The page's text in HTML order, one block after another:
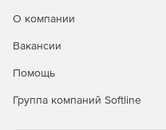
О компании
Вакансии
Помощь
Группа компаний Softline